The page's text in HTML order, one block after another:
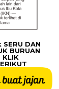
DAN
BURUAN
KLIK